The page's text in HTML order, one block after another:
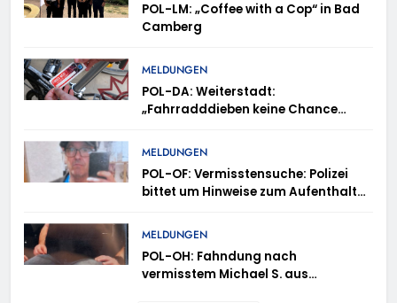
POL-LM: „Coffee with a Cop“ in Bad
Camberg
MELDUNGEN
POL-DA: Weiterstadt:
„Fahrradddieben keine Chance
Anmeldung erforderlich
MELDUNGEN
POL-OF: Vermisstensuche: Polizei
bittet um Hinweise zum Aufenthalt
MELDUNGEN
POL-OH: Fahndung nach
vermisstem Michael S. aus